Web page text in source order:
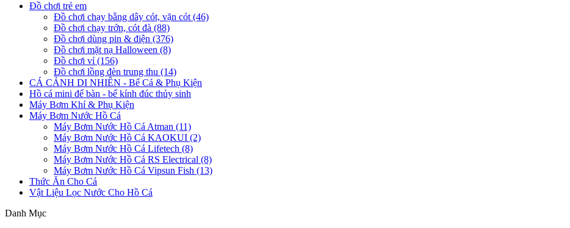
Đồ chơi trẻ em
Đồ chơi chạy bằng dây cót, vặn cót (46)
Đồ chơi chạy trớn, cót đà (88)
Đồ chơi dùng pin & điện (376)
Đồ chơi mặt nạ Halloween (8)
Đồ chơi vỉ (156)
Đồ chơi lồng đèn trung thu (14)
CÁ CẢNH DI NHIÊN - Bể Cá & Phụ Kiện
Hồ cá mini để bàn - bể kính đúc thủy sinh
Máy Bơm Khí & Phụ Kiện
Máy Bơm Nước Hồ Cá
Máy Bơm Nước Hồ Cá Atman (11)
Máy Bơm Nước Hồ Cá KAOKUI (2)
Máy Bơm Nước Hồ Cá Lifetech (8)
Máy Bơm Nước Hồ Cá RS Electrical (8)
Máy Bơm Nước Hồ Cá Vipsun Fish (13)
Thức Ăn Cho Cá
Vật Liệu Lọc Nước Cho Hồ Cá
Danh Mục